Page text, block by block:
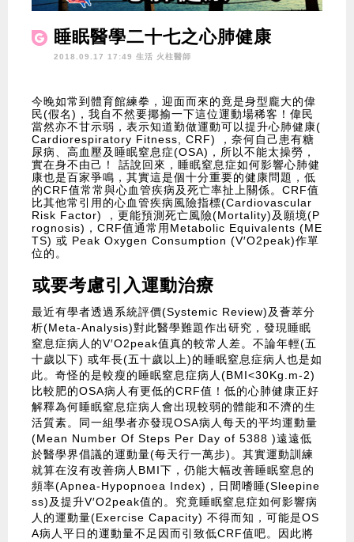
睡眠醫學二十七之心肺健康
2018.09.17 17:49 生活 火柱醫師
今晚如常到體育館練拳，迎面而來的竟是身型龐大的偉
民(假名)，我自不然要揶揄一下這位運動場稀客！偉民
當然亦不甘示弱，表示知道勤做運動可以提升心肺健康(
Cardiorespiratory Fitness, CRF) ，奈何自己患有糖
尿病、高血壓及睡眠窒息症(OSA)，所以不能太操勞，
實在身不由己！ 話說回來，睡眠窒息症如何影響心肺健
康也是百家爭鳴，其實這是個十分重要的健康問題，低
的CRF值常常與心血管疾病及死亡率扯上關係。CRF值
比其他常引用的心血管疾病風險指標(Cardiovascular
Risk Factor) ，更能預測死亡風險(Mortality)及願境(P
rognosis)，CRF值通常用Metabolic Equivalents (ME
TS) 或 Peak Oxygen Consumption (V′O2peak)作單
位的。
或要考慮引入運動治療
最近有學者透過系統評價(Systemic Review)及薈萃分
析(Meta-Analysis)對此醫學難題作出研究，發現睡眠
窒息症病人的V′O2peak值真的較常人差。不論年輕(五
十歲以下) 或年長(五十歲以上)的睡眠窒息症病人也是如
此。奇怪的是較瘦的睡眠窒息症病人(BMI<30Kg.m-2)
比較肥的OSA病人有更低的CRF值！低的心肺健康正好
解釋為何睡眠窒息症病人會出現較弱的體能和不濟的生
活質素。同一組學者亦發現OSA病人每天的平均運動量
(Mean Number Of Steps Per Day of 5388 )遠遠低
於醫學界倡議的運動量(每天行一萬步)。其實運動訓練
就算在沒有改善病人BMI下，仍能大幅改善睡眠窒息的
頻率(Apnea-Hypopnoea Index)，日間嗜睡(Sleepine
ss)及提升V′O2peak值的。究竟睡眠窒息症如何影響病
人的運動量(Exercise Capacity) 不得而知，可能是OS
A病人平日的運動量不足因而引致低CRF值吧。因此將